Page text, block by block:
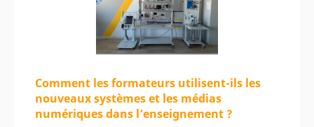
Comment les formateurs utilisent-ils les
nouveaux systèmes et les médias
numériques dans l’enseignement ?